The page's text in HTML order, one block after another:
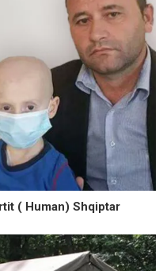
( Human) Shqiptar